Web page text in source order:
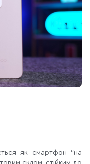
як смартфон “на